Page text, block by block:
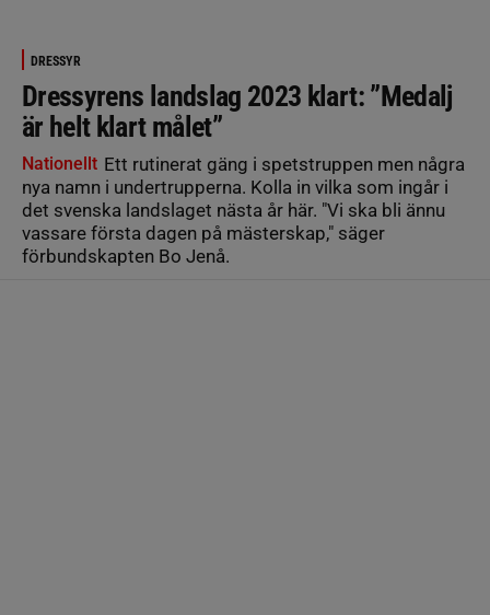
DRESSYR
Dressyrens landslag 2023 klart: ”Medalj
är helt klart målet”
Nationellt Ett rutinerat gäng i spetstruppen men några
nya namn i undertrupperna. Kolla in vilka som ingår i
det svenska landslaget nästa år här. "Vi ska bli ännu
vassare första dagen på mästerskap," säger
förbundskapten Bo Jenå.